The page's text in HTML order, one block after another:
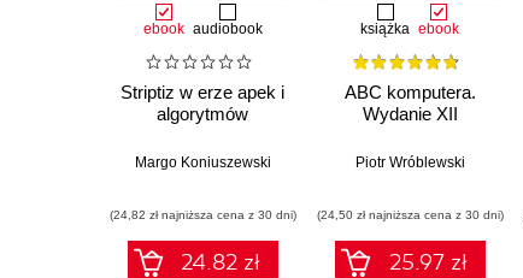
ebook audiobook
Striptiz w erze apek i
algorytmów
Margo Koniuszewski
(24,82 zł najniższa cena z 30 dni)
24.82 zł
książka ebook
ABC komputera.
Wydanie XII
Piotr Wróblewski
(24,50 zł najniższa cena z 30 dni)
25.97 zł